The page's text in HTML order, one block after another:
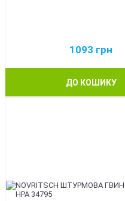
1093 грн
ДО КОШИКУ